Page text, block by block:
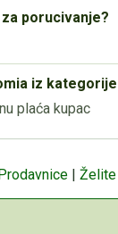
porucivanje?
iz
plaća kupac
| Želite